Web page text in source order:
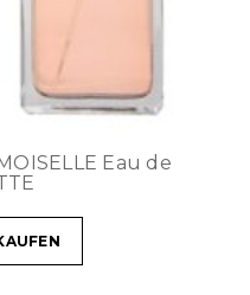
Eau de